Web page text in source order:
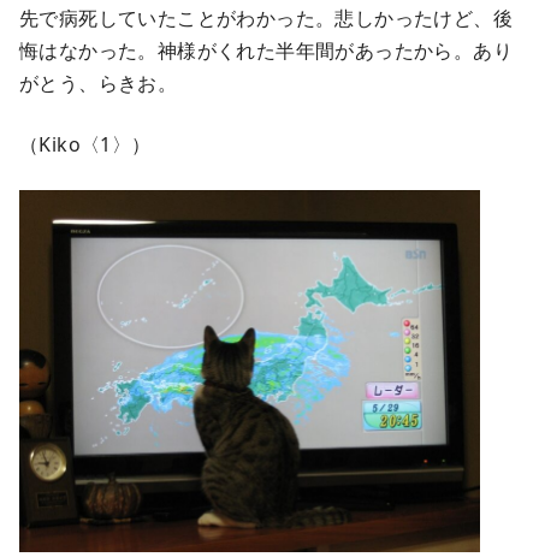
先で病死していたことがわかった。悲しかったけど、後
悔はなかった。神様がくれた半年間があったから。あり
がとう、らきお。
（Kiko〈1〉）